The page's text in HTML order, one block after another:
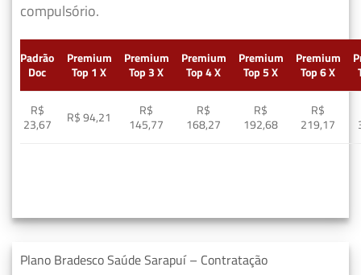
compulsório.
Padrão
Doc
Premium
Top 1 X
Premium
Top 3 X
Premium
Top 4 X
Premium
Top 5 X
Premium
Top 6 X
R$
23,67
R$ 94,21
R$
145,77
R$
168,27
R$
192,68
R$
219,17
Plano Bradesco Saúde Sarapuí – Contratação